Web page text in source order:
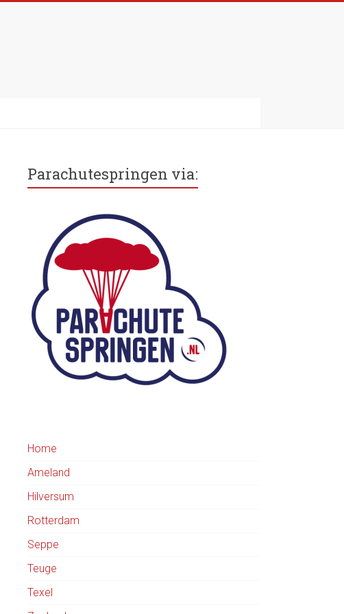
Parachutespringen via:
Home
Ameland
Hilversum
Rotterdam
Seppe
Teuge
Texel